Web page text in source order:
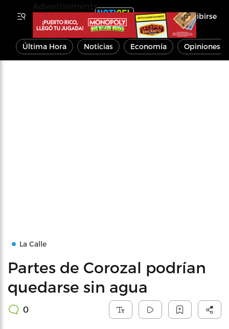
Inscribirse
Última Hora Noticias Economía Opiniones
La Calle
Partes de Corozal podrían
quedarse sin agua
0
Advertisements